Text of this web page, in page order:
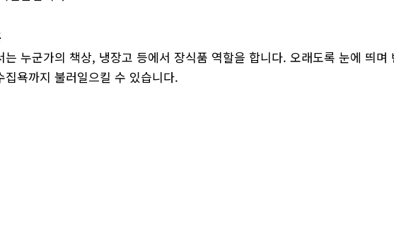
누군가의 책상, 냉장고 등에서 장식품 역할을 합니다. 오래도록 눈에 띄
욕까지 불러일으킬 수 있습니다.